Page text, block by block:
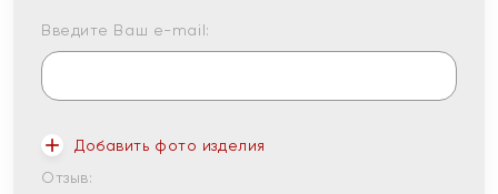
Введите Ваш e-mail:
Добавить фото изделия
Отзыв: